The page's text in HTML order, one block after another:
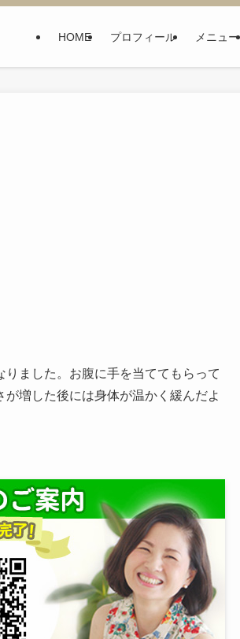
HOME プロフィール メニュー
ました。お腹に手を当ててもらって
増した後には身体が温かく緩んだよ